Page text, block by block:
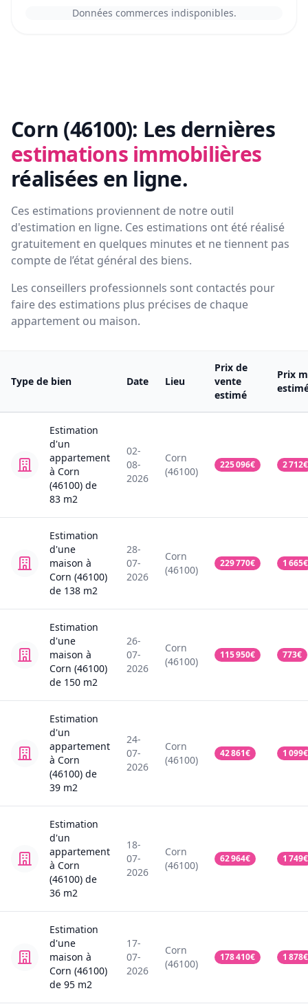
Données commerces indisponibles.
Corn (46100): Les dernières
estimations immobilières
réalisées en ligne.
Ces estimations proviennent de notre outil
d'estimation en ligne. Ces estimations ont été réalisé
gratuitement en quelques minutes et ne tiennent pas
compte de l’état général des biens.
Les conseillers professionnels sont contactés pour
faire des estimations plus précises de chaque
appartement ou maison.
Type de bien Date Lieu
Prix de
vente
estimé
Prix
Estimation
d'un
appartement
à Corn
(46100) de
83 m2
02-
08-
2026
Corn
(46100)
225 096€ 2 712€
Estimation
d'une
maison à
Corn (46100)
de 138 m2
28-
07-
2026
Corn
(46100)
229 770€ 1 665€
Estimation
d'une
maison à
Corn (46100)
de 150 m2
26-
07-
2026
Corn
(46100)
115 950€ 773€
Estimation
d'un
appartement
à Corn
(46100) de
39 m2
24-
07-
2026
Corn
(46100)
42 861€ 1 099€
Estimation
d'un
appartement
à Corn
(46100) de
36 m2
18-
07-
2026
Corn
(46100)
62 964€ 1 749€
Estimation
d'une
maison à
Corn (46100)
de 95 m2
17-
07-
2026
Corn
(46100)
178 410€ 1 878€